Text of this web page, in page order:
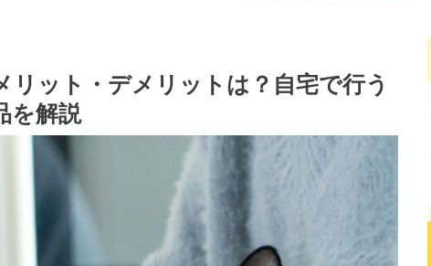
リット・デメリットは？自宅で行う
を解説